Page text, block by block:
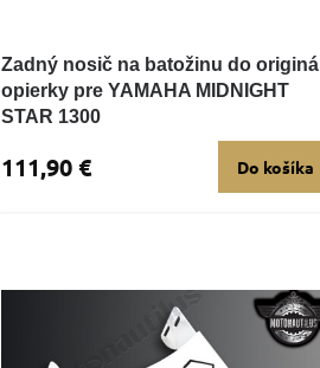
Zadný nosič na batožinu do originál
opierky pre YAMAHA MIDNIGHT
STAR 1300
111,90 € Do košíka